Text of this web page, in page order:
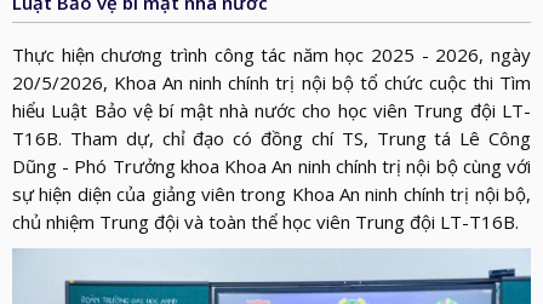
THIỆU
TỚI
BẦU
CỬ
QH
VÀ
HĐND
TẠP
CHÍ
AN
NINH
NHÂN
TIN
TỨC
ĐÀO
TẠO
NGHIÊN
Thực hiện chương trình công tác năm học 2025 - 2026, ngày
20/5/2026, Khoa An ninh chính trị nội bộ tổ chức cuộc thi Tìm
hiểu Luật Bảo vệ bí mật nhà nướccho học viên Trung đội LT-
T16B. Tham dự, chỉ đạo có đồng chí TS, Trungtá Lê Công
Dũng - Phó Trưởng khoa KhoaAn ninh chính trị nội bộ cùng với
sự hiện diện của giảng viên trong Khoa An ninh chính trị nội bộ,
chủ nhiệm Trung đội và toàn thể học viên Trung đội LT-T16B.